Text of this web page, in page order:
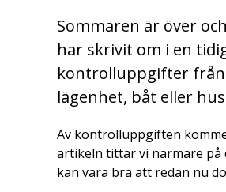
Sommaren är över
har skrivit om i en
kontrolluppgifter
lägenhet, båt eller
Av kontrolluppgiften
artikeln tittar vi närmare på
kan vara bra att redan nu